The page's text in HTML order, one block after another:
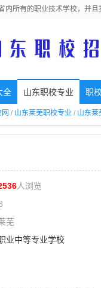
内所有的职业技术学校，并
全 山东职校专业 职
/ 山东莱芜职校专业 / 山东莱
人浏览
芜
业中等专业学校